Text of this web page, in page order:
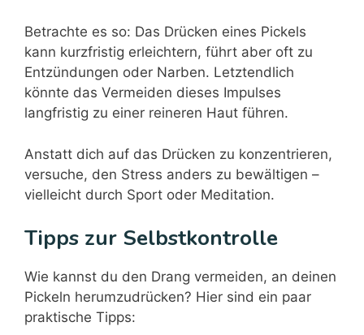
Betrachte es so: Das Drücken eines Pickels
kann kurzfristig erleichtern, führt aber oft zu
Entzündungen oder Narben. Letztendlich
könnte das Vermeiden dieses Impulses
langfristig zu einer reineren Haut führen.
Anstatt dich auf das Drücken zu konzentrieren,
versuche, den Stress anders zu bewältigen –
vielleicht durch Sport oder Meditation.
Tipps zur Selbstkontrolle
Wie kannst du den Drang vermeiden, an deinen
Pickeln herumzudrücken? Hier sind ein paar
praktische Tipps: